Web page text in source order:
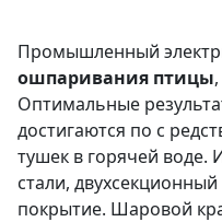
Промышленный
ошпаривания птицы
Оптимальные
достигаются по с
тушек в горячей воде.
стали,
покрытие. Шаровой